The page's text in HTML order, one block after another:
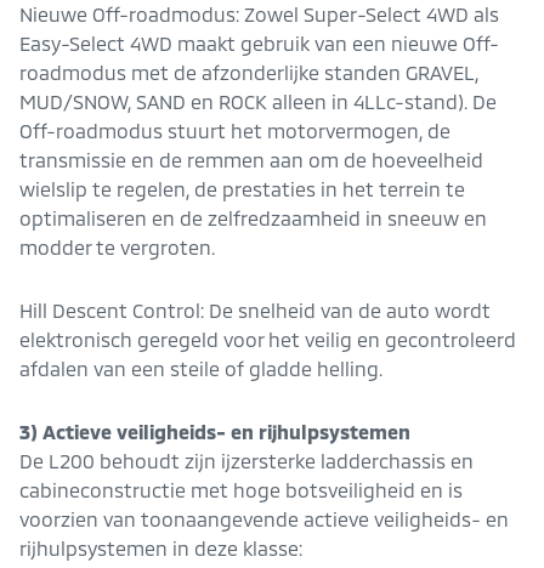
Nieuwe Off-roadmodus: Zowel Super-Select 4WD als
Easy-Select 4WD maakt gebruik van een nieuwe Off-
roadmodus met de afzonderlijke standen GRAVEL,
MUD/SNOW, SAND en ROCK alleen in 4LLc-stand). De
Off-roadmodus stuurt het motorvermogen, de
transmissie en de remmen aan om de hoeveelheid
wielslip te regelen, de prestaties in het terrein te
optimaliseren en de zelfredzaamheid in sneeuw en
modder te vergroten.
Hill Descent Control: De snelheid van de auto wordt
elektronisch geregeld voor het veilig en gecontroleerd
afdalen van een steile of gladde helling.
3) Actieve veiligheids- en rijhulpsystemen
De L200 behoudt zijn ijzersterke ladderchassis en
cabineconstructie met hoge botsveiligheid en is
voorzien van toonaangevende actieve veiligheids- en
rijhulpsystemen in deze klasse: